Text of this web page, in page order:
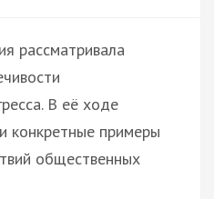
рассматривала
В её ходе
конкретные примеры
общественных